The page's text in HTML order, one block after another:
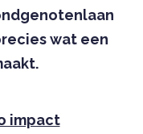
wat een
impact